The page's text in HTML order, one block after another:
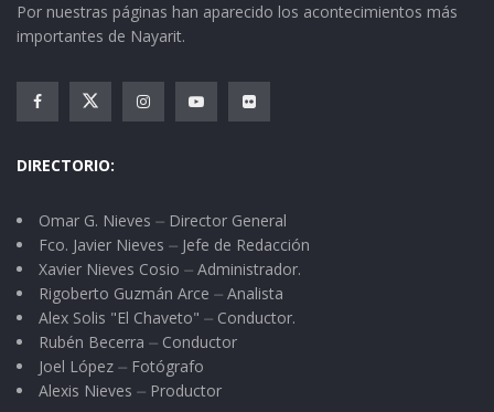
Por nuestras páginas han aparecido los acontecimientos más
importantes de Nayarit.
DIRECTORIO:
Omar G. Nieves ⏤ Director General
Fco. Javier Nieves ⏤ Jefe de Redacción
Xavier Nieves Cosio ⏤ Administrador.
Rigoberto Guzmán Arce ⏤ Analista
Alex Solis "El Chaveto" ⏤ Conductor.
Rubén Becerra ⏤ Conductor
Joel López ⏤ Fotógrafo
Alexis Nieves ⏤ Productor